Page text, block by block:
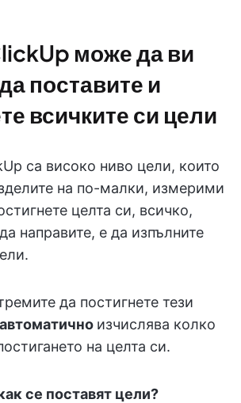
може да ви
поставите и
всичките си цели
са високо ниво цели, които
на по-малки, измерими
целта си, всичко,
направите, е да изпълните
да постигнете тези
автоматично изчислява колко
на целта си.
се поставят цели?